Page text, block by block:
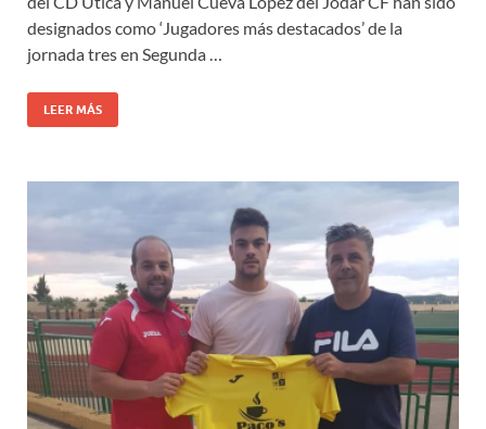
designados como ‘Jugadores más destacados’ de la
jornada tres en Segunda …
LEER MÁS